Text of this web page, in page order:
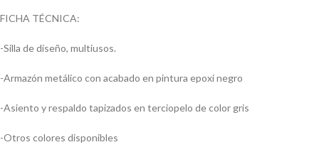
FICHA TÉCNICA:
-Silla de diseño, multiusos.
-Armazón metálico con acabado en pintura epoxi negro
-Asiento y respaldo tapizados en terciopelo de color gris
-Otros colores disponibles